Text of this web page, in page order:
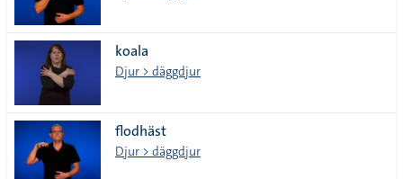
koala
Djur > däggdjur
flodhäst
Djur > däggdjur